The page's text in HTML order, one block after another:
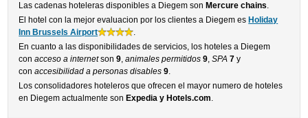
Las cadenas hoteleras disponibles a Diegem son Mercure chains.
El hotel con la mejor evaluacion por los clientes a Diegem es Holiday
Inn Brussels Airport
.
En cuanto a las disponibilidades de servicios, los hoteles a Diegem
conacceso a internetson9,animales permitidos 9,SPA 7 y
conaccesibilidad a personas disables 9.
Los consolidadores hoteleros que ofrecen el mayor numero de hoteles
en Diegem actualmente son Expedia y Hotels.com.